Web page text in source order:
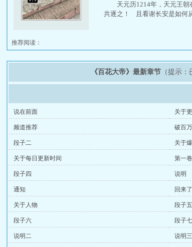
天元历1214年，天元王
共逐之！ 且看谢长安是如何
推荐阅读：
《百花大帝》最新章节 （提示
说在前面 关于
频道推荐 破百
段子二 关于
关于每日更新时间 第一
段子四 说明
通知 回来了
关于人物 段子五
段子六 段子七
说明二 说明三